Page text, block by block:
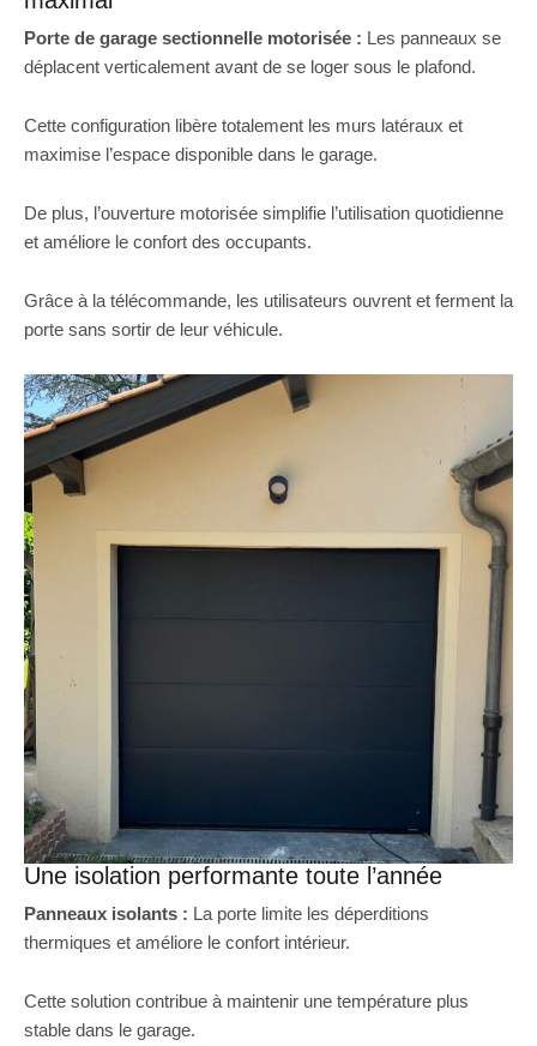
Porte de garage sectionnelle motorisée : Les panneaux se
déplacent verticalement avant de se loger sous le plafond.
Cette configuration libère totalement les murs latéraux et
maximise l’espace disponible dans le garage.
De plus, l’ouverture motorisée simplifie l’utilisation quotidienne
et améliore le confort des occupants.
Grâce à la télécommande, les utilisateurs ouvrent et ferment la
porte sans sortir de leur véhicule.
Une isolation performante toute l’année
Panneaux isolants : La porte limite les déperditions
thermiques et améliore le confort intérieur.
Cette solution contribue à maintenir une température plus
stable dans le garage.